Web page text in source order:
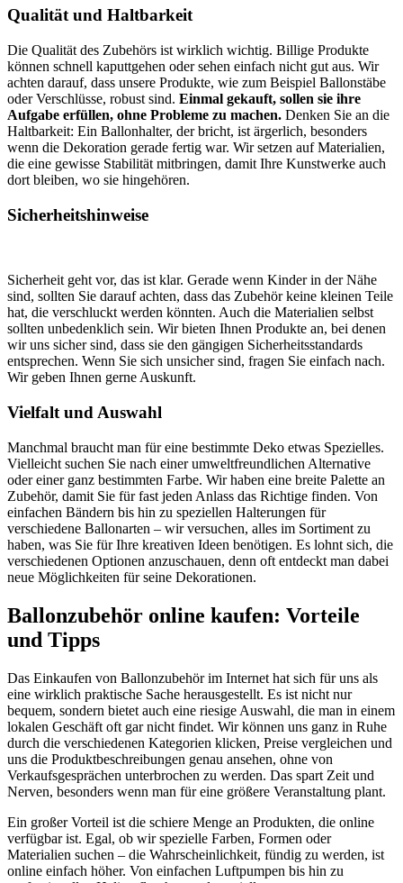
Qualität und Haltbarkeit
Die Qualität des Zubehörs ist wirklich wichtig. Billige Produkte
können schnell kaputtgehen oder sehen einfach nicht gut aus. Wir
achten darauf, dass unsere Produkte, wie zum Beispiel Ballonstäbe
oder Verschlüsse, robust sind. Einmal gekauft, sollen sie ihre
Aufgabe erfüllen, ohne Probleme zu machen. Denken Sie an die
Haltbarkeit: Ein Ballonhalter, der bricht, ist ärgerlich, besonders
wenn die Dekoration gerade fertig war. Wir setzen auf Materialien,
die eine gewisse Stabilität mitbringen, damit Ihre Kunstwerke auch
dort bleiben, wo sie hingehören.
Sicherheitshinweise
Sicherheit geht vor, das ist klar. Gerade wenn Kinder in der Nähe
sind, sollten Sie darauf achten, dass das Zubehör keine kleinen Teile
hat, die verschluckt werden könnten. Auch die Materialien selbst
sollten unbedenklich sein. Wir bieten Ihnen Produkte an, bei denen
wir uns sicher sind, dass sie den gängigen Sicherheitsstandards
entsprechen. Wenn Sie sich unsicher sind, fragen Sie einfach nach.
Wir geben Ihnen gerne Auskunft.
Vielfalt und Auswahl
Manchmal braucht man für eine bestimmte Deko etwas Spezielles.
Vielleicht suchen Sie nach einer umweltfreundlichen Alternative
oder einer ganz bestimmten Farbe. Wir haben eine breite Palette an
Zubehör, damit Sie für fast jeden Anlass das Richtige finden. Von
einfachen Bändern bis hin zu speziellen Halterungen für
verschiedene Ballonarten – wir versuchen, alles im Sortiment zu
haben, was Sie für Ihre kreativen Ideen benötigen. Es lohnt sich, die
verschiedenen Optionen anzuschauen, denn oft entdeckt man dabei
neue Möglichkeiten für seine Dekorationen.
Ballonzubehör online kaufen: Vorteile
und Tipps
Das Einkaufen von Ballonzubehör im Internet hat sich für uns als
eine wirklich praktische Sache herausgestellt. Es ist nicht nur
bequem, sondern bietet auch eine riesige Auswahl, die man in einem
lokalen Geschäft oft gar nicht findet. Wir können uns ganz in Ruhe
durch die verschiedenen Kategorien klicken, Preise vergleichen und
uns die Produktbeschreibungen genau ansehen, ohne von
Verkaufsgesprächen unterbrochen zu werden. Das spart Zeit und
Nerven, besonders wenn man für eine größere Veranstaltung plant.
Ein großer Vorteil ist die schiere Menge an Produkten, die online
verfügbar ist. Egal, ob wir spezielle Farben, Formen oder
Materialien suchen – die Wahrscheinlichkeit, fündig zu werden, ist
online einfach höher. Von einfachen Luftpumpen bis hin zu